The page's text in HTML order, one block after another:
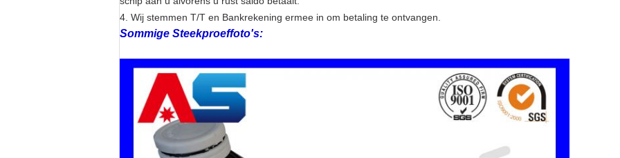
4. Wij stemmen T/T en Bankrekening ermee in om betaling te ontvangen.
Sommige Steekproeffoto's: